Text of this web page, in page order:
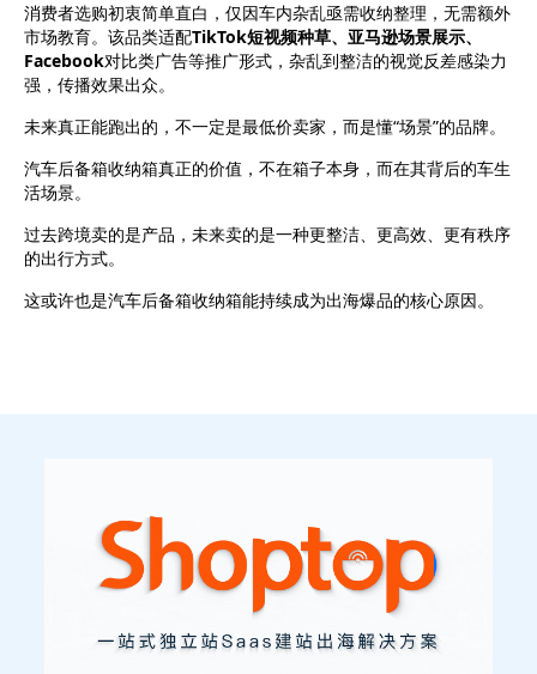
消费者选购初衷简单直白，仅因车内杂乱亟需收纳整理，无需额外
市场教育。该品类适配TikTok短视频种草、亚马逊场景展示、
Facebook对比类广告等推广形式，杂乱到整洁的视觉反差感染力
强，传播效果出众。
未来真正能跑出的，不一定是最低价卖家，而是懂“场景”的品牌。
汽车后备箱收纳箱真正的价值，不在箱子本身，而在其背后的车生
活场景。
过去跨境卖的是产品 ， 未来卖的是一种更整洁、更高效、更有秩序
的出行方式。
这或许也是汽车后备箱收纳箱能持续成为出海爆品的核心原因。